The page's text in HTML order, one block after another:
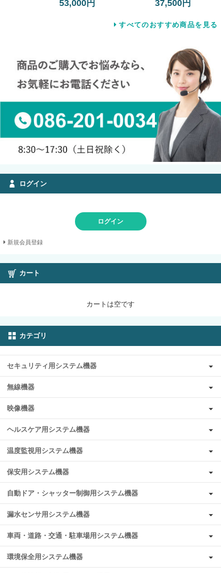
53,000円 37,500円
すべてのおすすめ商品を見る
ログイン
ログイン
新規会員登録
カート
カートは空です
カテゴリ
セキュリティ用システム機器
無線機器
映像機器
ヘルスケア用システム機器
温度監視用システム機器
保安用システム機器
自動ドア・シャッター制御用システム機器
漏水センサ用システム機器
車両・道路・交通・駐車場用システム機器
環境保全用システム機器